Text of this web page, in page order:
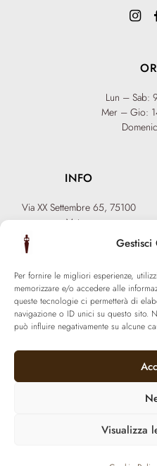
Gestisci
Per fornire le migliori esperienze,
memorizzare e/o accedere alle
queste tecnologie ci permetterà di
navigazione o ID unici su questo sito.
può influire negativamente su alcune
Visualizza
INFO
Via XX Settembre 65, 75100
Matera
T: +39 0835 18 81 656
info@ferraronisignature.com
Lun – Sab:
Mer – Gio:
© 2021 Ferraroni signature. All